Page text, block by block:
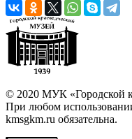
© 2020 МУК «Городской
При любом
kmsgkm.ru обязательна.